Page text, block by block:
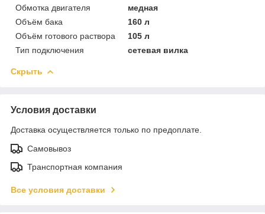
Обмотка двигателя
медная
Объём бака
160 л
Объём готового раствора
105 л
Тип подключения
сетевая вилка
Скрыть
Условия доставки
Доставка осуществляется только по предоплате.
Самовывоз
Транспортная компания
Все условия доставки